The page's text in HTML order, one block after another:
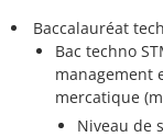
Baccalauréat
Bac techno
management
mercatique
Niveau de